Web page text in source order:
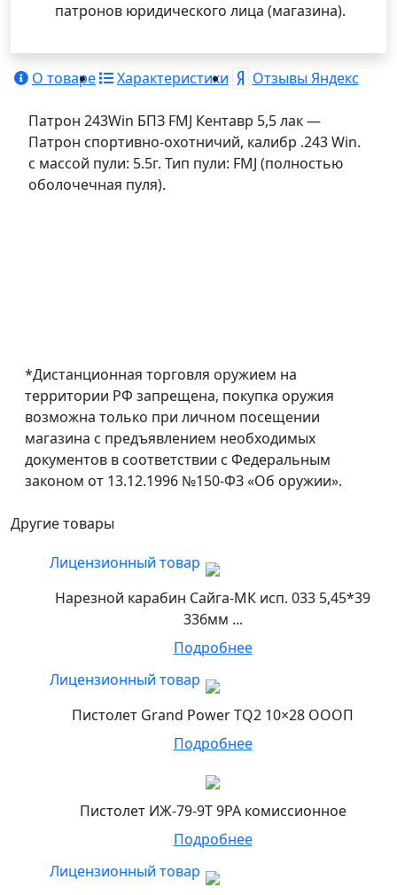
патронов юридического лица (магазина).
О товаре Характеристики Отзывы Яндекс
Патрон 243Win БПЗ FMJ Кентавр 5,5 лак —
Патрон спортивно-охотничий, калибр .243 Win.
с массой пули: 5.5г. Тип пули: FMJ (полностью
оболочечная пуля).
*Дистанционная торговля оружием на
территории РФ запрещена, покупка оружия
возможна только при личном посещении
магазина с предъявлением необходимых
документов в соответствии с Федеральным
законом от 13.12.1996 №150-ФЗ «Об оружии».
Другие товары
Лицензионный товар
Нарезной карабин Сайга-МК исп. 033 5,45*39
336мм ...
Подробнее
Лицензионный товар
Пистолет Grand Power TQ2 10×28 ОООП
Подробнее
Пистолет ИЖ-79-9Т 9РА комиссионное
Подробнее
Лицензионный товар